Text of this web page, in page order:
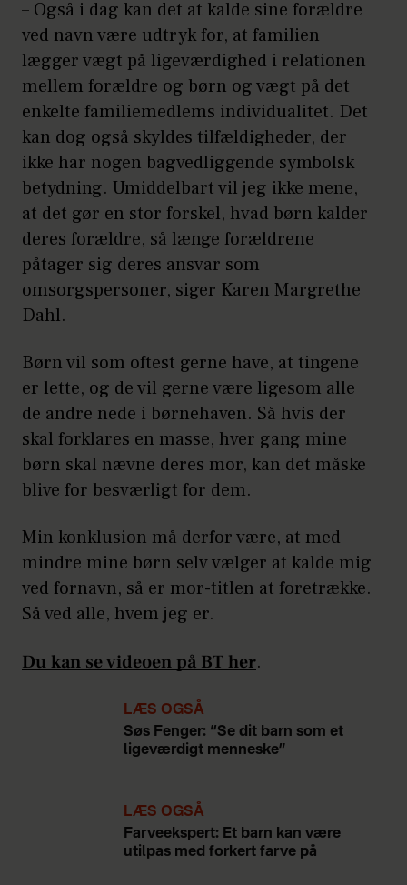
– Også i dag kan det at kalde sine forældre
ved navn være udtryk for, at familien
lægger vægt på ligeværdighed i relationen
mellem forældre og børn og vægt på det
enkelte familiemedlems individualitet. Det
kan dog også skyldes tilfældigheder, der
ikke har nogen bagvedliggende symbolsk
betydning. Umiddelbart vil jeg ikke mene,
at det gør en stor forskel, hvad børn kalder
deres forældre, så længe forældrene
påtager sig deres ansvar som
omsorgspersoner, siger Karen Margrethe
Dahl.
Børn vil som oftest gerne have, at tingene
er lette, og de vil gerne være ligesom alle
de andre nede i børnehaven. Så hvis der
skal forklares en masse, hver gang mine
børn skal nævne deres mor, kan det måske
blive for besværligt for dem.
Min konklusion må derfor være, at med
mindre mine børn selv vælger at kalde mig
ved fornavn, så er mor-titlen at foretrække.
Så ved alle, hvem jeg er.
Du kan se videoen på BT her.
LÆS OGSÅ
Søs Fenger: “Se dit barn som et
ligeværdigt menneske”
LÆS OGSÅ
Farveekspert: Et barn kan være
utilpas med forkert farve på